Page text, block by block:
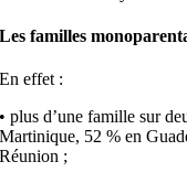
Les familles
En effet :
• plus d’une famille sur
Martinique, 52 % en
Réunion ;